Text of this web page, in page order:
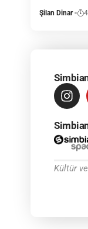
Şilan Dinar
Kültür